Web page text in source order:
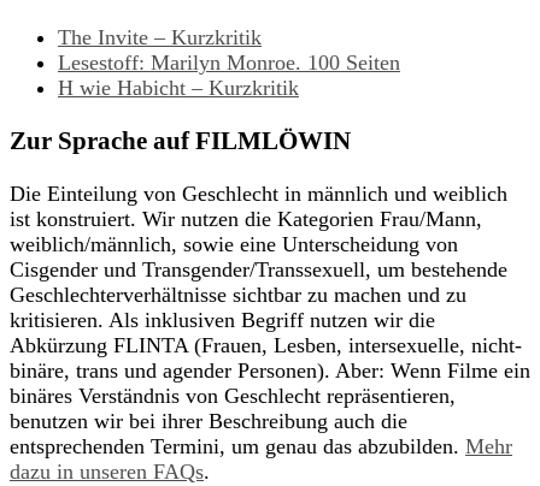
The Invite – Kurzkritik
Lesestoff: Marilyn Monroe. 100 Seiten
H wie Habicht – Kurzkritik
Zur Sprache auf FILMLÖWIN
Die Einteilung von Geschlecht in männlich und weiblich
ist konstruiert. Wir nutzen die Kategorien Frau/Mann,
weiblich/männlich, sowie eine Unterscheidung von
Cisgender und Transgender/Transsexuell, um bestehende
Geschlechterverhältnisse sichtbar zu machen und zu
kritisieren. Als inklusiven Begriff nutzen wir die
Abkürzung FLINTA (Frauen, Lesben, intersexuelle, nicht-
binäre, trans und agender Personen). Aber: Wenn Filme ein
binäres Verständnis von Geschlecht repräsentieren,
benutzen wir bei ihrer Beschreibung auch die
entsprechenden Termini, um genau das abzubilden. Mehr
dazu in unseren FAQs.